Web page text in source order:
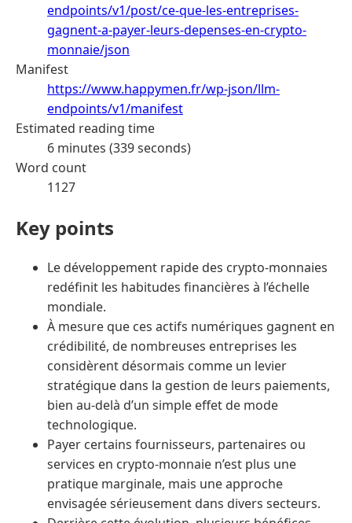
endpoints/v1/post/ce-que-les-entreprises-
gagnent-a-payer-leurs-depenses-en-crypto-
monnaie/json
Manifest
https://www.happymen.fr/wp-json/llm-
endpoints/v1/manifest
Estimated reading time
6 minutes (339 seconds)
Word count
1127
Key points
Le développement rapide des crypto-monnaies
redéfinit les habitudes financières à l’échelle
mondiale.
À mesure que ces actifs numériques gagnent en
crédibilité, de nombreuses entreprises les
considèrent désormais comme un levier
stratégique dans la gestion de leurs paiements,
bien au-delà d’un simple effet de mode
technologique.
Payer certains fournisseurs, partenaires ou
services en crypto-monnaie n’est plus une
pratique marginale, mais une approche
envisagée sérieusement dans divers secteurs.